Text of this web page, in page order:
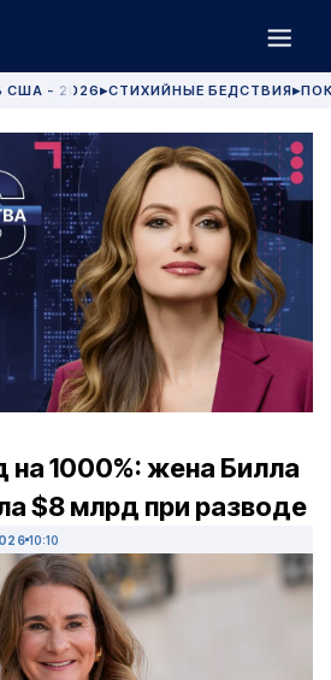
США - 2026▶СТИХИЙНЫЕ БЕДСТВИЯ▶
на 1000%: жена Билла
$8 млрд при разводе
10:10